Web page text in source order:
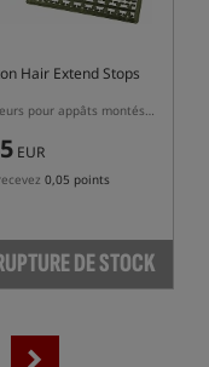
Hair Extend Stops
Stoppeurs pour appâts montés sur cheveu
EUR
0,05 points
DE STOCK